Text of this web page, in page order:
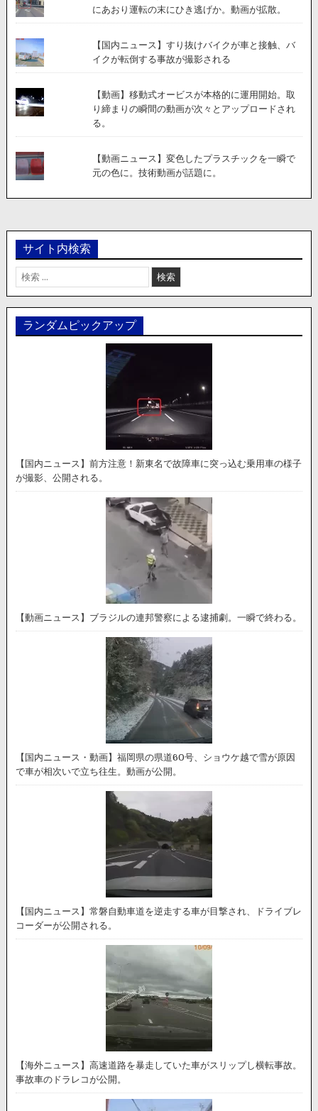
にあおり運転の末にひき逃げか。動画が拡散。
【国内ニュース】すり抜けバイクが車と接触、バ
イクが転倒する事故が撮影される
【動画】移動式オービスが本格的に運用開始。取
り締まりの瞬間の動画が次々とアップロードされ
る。
【動画ニュース】変色したプラスチックを一瞬で
元の色に。技術動画が話題に。
サイト内検索
検
索:
ランダムピックアップ
【国内ニュース】前方注意！新東名で故障車に突っ込む乗用車の様子
が撮影、公開される。
【動画ニュース】ブラジルの連邦警察による逮捕劇。一瞬で終わる。
【国内ニュース・動画】福岡県の県道60号、ショウケ越で雪が原因
で車が相次いで立ち往生。動画が公開。
【国内ニュース】常磐自動車道を逆走する車が目撃され、ドライブレ
コーダーが公開される。
【海外ニュース】高速道路を暴走していた車がスリップし横転事故。
事故車のドラレコが公開。